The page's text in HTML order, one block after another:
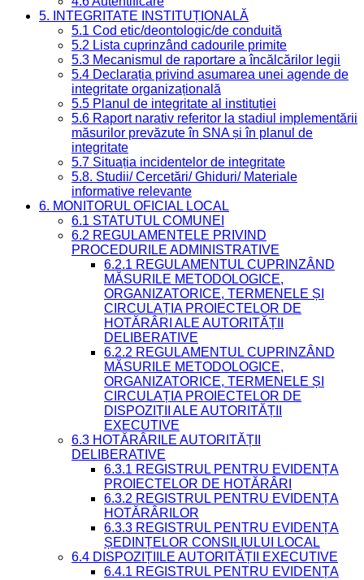
5. INTEGRITATE INSTITUȚIONALĂ
5.1 Cod etic/deontologic/de conduită
5.2 Lista cuprinzând cadourile primite
5.3 Mecanismul de raportare a încălcărilor legii
5.4 Declarația privind asumarea unei agende de
integritate organizațională
5.5 Planul de integritate al instituției
5.6 Raport narativ referitor la stadiul implementării
măsurilor prevăzute în SNA și în planul de
integritate
5.7 Situația incidentelor de integritate
5.8. Studii/ Cercetări/ Ghiduri/ Materiale
informative relevante
6. MONITORUL OFICIAL LOCAL
6.1 STATUTUL COMUNEI
6.2 REGULAMENTELE PRIVIND
PROCEDURILE ADMINISTRATIVE
6.2.1 REGULAMENTUL CUPRINZÂND
MĂSURILE METODOLOGICE,
ORGANIZATORICE, TERMENELE ȘI
CIRCULAȚIA PROIECTELOR DE
HOTĂRÂRI ALE AUTORITĂȚII
DELIBERATIVE
6.2.2 REGULAMENTUL CUPRINZÂND
MĂSURILE METODOLOGICE,
ORGANIZATORICE, TERMENELE ȘI
CIRCULAȚIA PROIECTELOR DE
DISPOZIȚII ALE AUTORITĂȚII
EXECUTIVE
6.3 HOTĂRÂRILE AUTORITĂȚII
DELIBERATIVE
6.3.1 REGISTRUL PENTRU EVIDENȚA
PROIECTELOR DE HOTĂRÂRI
6.3.2 REGISTRUL PENTRU EVIDENȚA
HOTĂRÂRILOR
6.3.3 REGISTRUL PENTRU EVIDENȚA
ȘEDINȚELOR CONSILIULUI LOCAL
6.4 DISPOZIȚIILE AUTORITĂȚII EXECUTIVE
6.4.1 REGISTRUL PENTRU EVIDENȚA